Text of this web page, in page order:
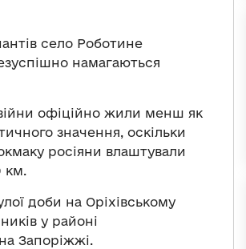
село Роботине
намагаються
офіційно жили менш як
значення, оскільки
росіяни влаштували
км.
доби на Оріхівському
у районі
Запоріжжі.